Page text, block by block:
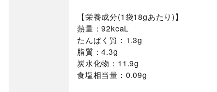
【栄養成分(1袋18gあたり)】
熱量：92kcaL
たんぱく質：1.3g
脂質：4.3g
炭水化物：11.9g
食塩相当量：0.09g